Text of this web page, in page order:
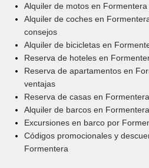
Alquiler de motos en
Alquiler de coches en
consejos
Alquiler de bicicletas en
Reserva de hoteles en
Reserva de apartamentos en
ventajas
Reserva de casas en
Alquiler de barcos en
Excursiones en barco por
Códigos promocionales y
Formentera